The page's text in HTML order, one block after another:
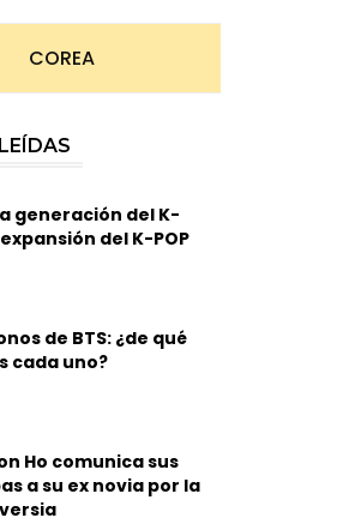
COREA
generación del K-
expansión del K-POP
de BTS: ¿de qué
cada uno?
Ho comunica sus
a su ex novia por la